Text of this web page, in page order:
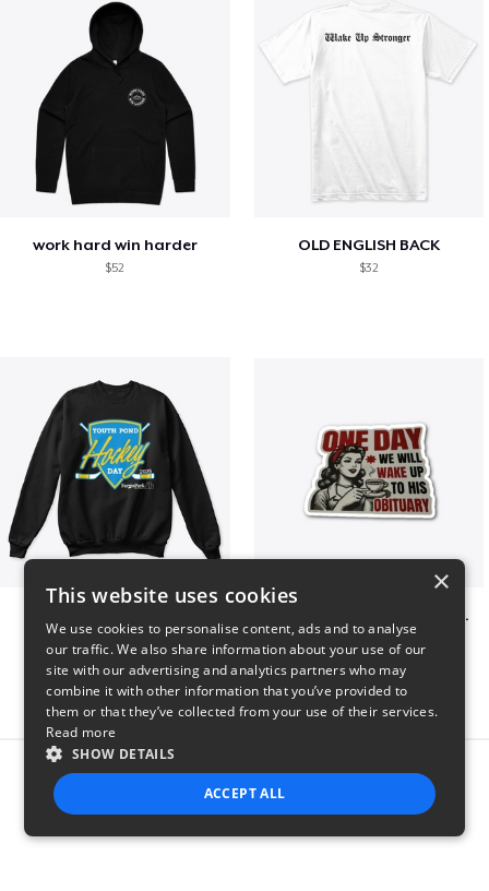
work hard win harder
$52
OLD ENGLISH BACK
$32
ONE DAY WE WILL WAKE UP TO HIS OBITUARY
Report this product
×
This website uses cookies
We use cookies to personalise content, ads and to analyse
our traffic. We also share information about your use of our
site with our advertising and analytics partners who may
combine it with other information that you’ve provided to
them or that they’ve collected from your use of their services.
Read more
SHOW DETAILS
ACCEPT ALL
STRICTLY NECESSARY PERFORMANCE